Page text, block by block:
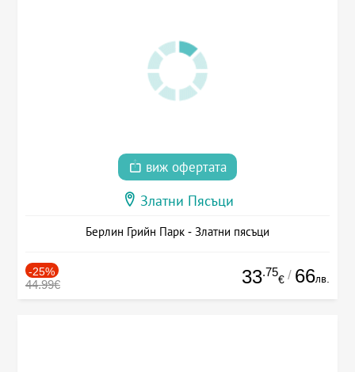
виж офертата
Златни Пясъци
Берлин Грийн Парк - Златни пясъци
-25%
44.99€ 33.75
€ / 66лв.